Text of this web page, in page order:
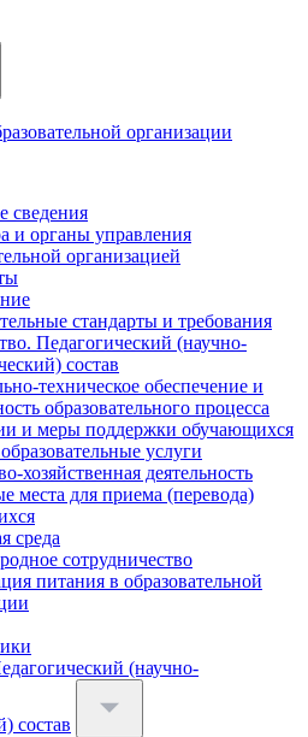
организации
сведения
и органы управления
организацией
стандарты и требования
Педагогический (научно-
состав
техническое обеспечение и
образовательного процесса
и меры поддержки обучающихся
услуги
хозяйственная деятельность
места для приема (перевода)
среда
сотрудничество
питания в образовательной
(научно-
состав